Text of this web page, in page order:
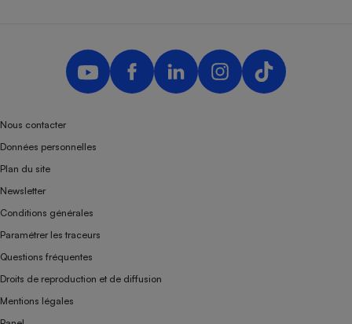
Nous contacter
Données personnelles
Plan du site
Newsletter
Conditions générales
Paramétrer les traceurs
Questions fréquentes
Droits de reproduction et de diffusion
Mentions légales